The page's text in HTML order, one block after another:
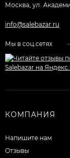
Москва, ул.
info@salebazar.ru
Мы в соц.сетях
КОМПАНИЯ
Напишите нам
Отзывы